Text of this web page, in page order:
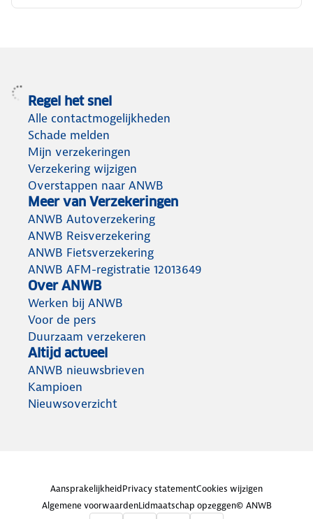
Regel het snel
Alle contactmogelijkheden
Schade melden
Mijn verzekeringen
Verzekering wijzigen
Overstappen naar ANWB
Meer van Verzekeringen
ANWB Autoverzekering
ANWB Reisverzekering
ANWB Fietsverzekering
ANWB AFM-registratie 12013649
Over ANWB
Werken bij ANWB
Voor de pers
Duurzaam verzekeren
Altijd actueel
ANWB nieuwsbrieven
Kampioen
Nieuwsoverzicht
AansprakelijkheidPrivacy statementCookies wijzigen
Algemene voorwaardenLidmaatschap opzeggen© ANWB